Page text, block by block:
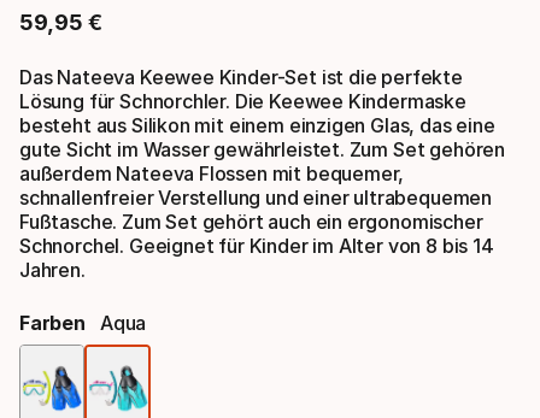
59 95 €
Endpreis
Das Nateeva Keewee Kinder-Set ist die perfekte
Lösung für Schnorchler. Die Keewee Kindermaske
besteht aus Silikon mit einem einzigen Glas, das eine
gute Sicht im Wasser gewährleistet. Zum Set gehören
außerdem Nateeva Flossen mit bequemer,
schnallenfreier Verstellung und einer ultrabequemen
Fußtasche. Zum Set gehört auch ein ergonomischer
Schnorchel. Geeignet für Kinder im Alter von 8 bis 14
Jahren.
Farben Aqua